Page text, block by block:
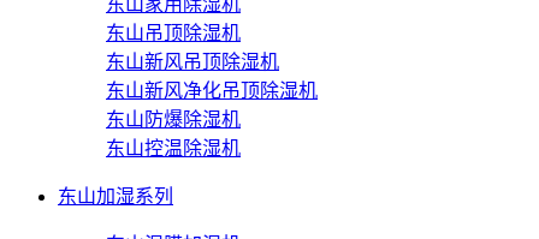
东山家用除湿机
东山吊顶除湿机
东山新风吊顶除湿机
东山新风净化吊顶除湿机
东山防爆除湿机
东山控温除湿机
东山加湿系列